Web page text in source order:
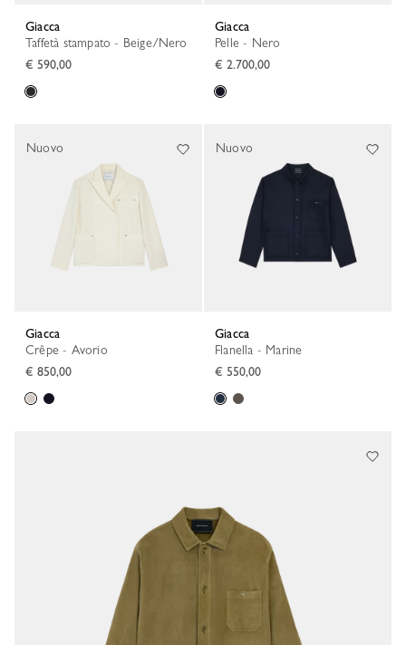
Giacca
Taffetà stampato - Beige/Nero
€ 590,00
Giacca
Pelle - Nero
€ 2.700,00
Giacca
Crêpe - Avorio
€ 850,00
Nuovo
Giacca
Flanella - Marine
€ 550,00
Nuovo